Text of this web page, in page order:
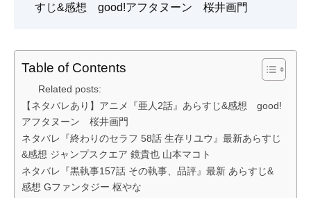
すじ&感想 good!アフタヌーン 桜井画門
Table of Contents
Related posts:
【ネタバレあり】アニメ『亜人2話』あらすじ&感想 good!
アフタヌーン 桜井画門
ネタバレ『終わりのセラフ 58話 生存リユウ』最新あらすじ
&感想 ジャンプスクエア 鏡貴也 山本マコト
ネタバレ『黒執事157話 その執事、品評』最新 あらすじ&
感想 Gファンタジー 枢やな